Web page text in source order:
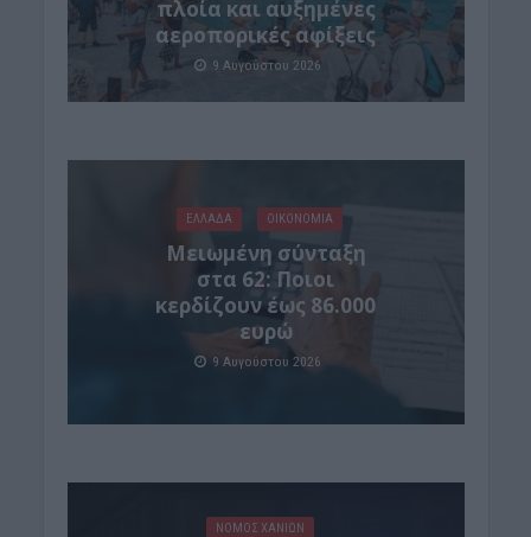
πλοία και αυξημένες
αεροπορικές αφίξεις
9 Αυγούστου 2026
ΕΛΛΑΔΑ ΟΙΚΟΝΟΜΙΑ
Μειωμένη σύνταξη
στα 62: Ποιοι
κερδίζουν έως 86.000
ευρώ
9 Αυγούστου 2026
ΝΟΜΌΣ ΧΑΝΊΩΝ